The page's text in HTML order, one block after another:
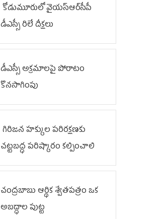
కోడుమూరులో వైయ‌స్ఆర్‌సీపీ
డీఎస్సీ రిలే దీక్షలు
డీఎస్సీ అక్రమాలపై పోరాటం
కొనసాగింపు
గిరిజన హక్కుల పరిరక్షణకు
చట్టబద్ధ పరిష్కారం కల్పించాలి
చంద్రబాబు ఆర్థిక శ్వేతపత్రం ఒక
అబద్ధాల పుట్ట